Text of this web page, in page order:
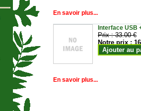
En savoir plus...
Interface USB
Prix :33.00 €
Notre prix :
Ajouter au
En savoir plus...